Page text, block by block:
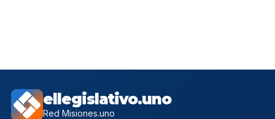
ellegislativo.uno
Red Misiones.uno